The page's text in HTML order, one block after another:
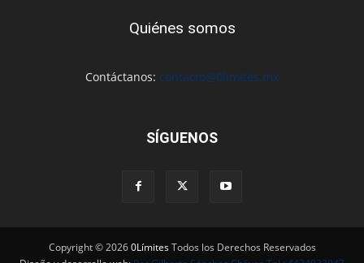
Quiénes somos
Contáctanos: contacto@0limites.mx
SÍGUENOS
Copyright © 20260LímitesTodos los Derechos Reservados